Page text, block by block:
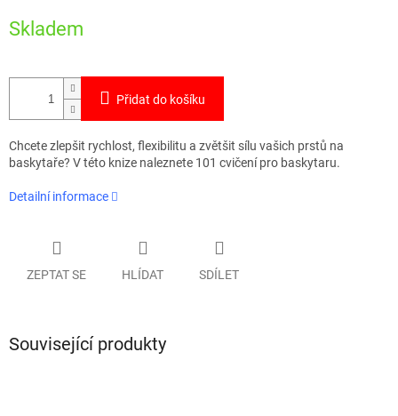
cena:
Skladem
Přidat do košíku
Chcete zlepšit rychlost, flexibilitu a zvětšit sílu vašich prstů na
baskytaře? V této knize naleznete 101 cvičení pro baskytaru.
Detailní informace
ZEPTAT SE HLÍDAT SDÍLET
Související produkty